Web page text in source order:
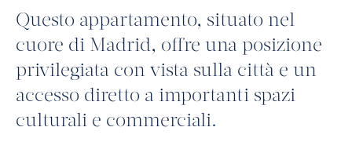
Questo appartamento, situato nel
cuore di Madrid, offre una posizione
privilegiata con vista sulla città e un
accesso diretto a importanti spazi
culturali e commerciali.